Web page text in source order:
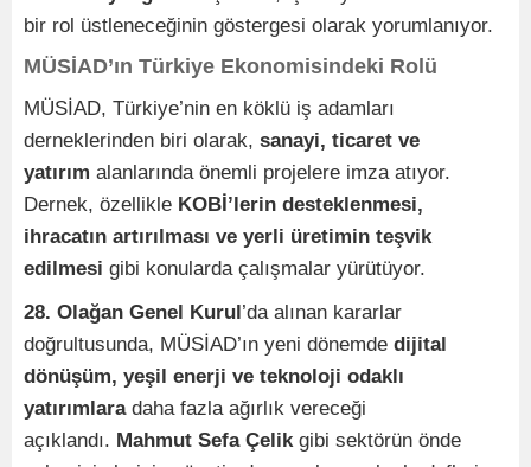
bir rol üstleneceğinin göstergesi olarak yorumlanıyor.
MÜSİAD’ın Türkiye Ekonomisindeki Rolü
MÜSİAD, Türkiye’nin en köklü iş adamları
derneklerinden biri olarak, sanayi, ticaret ve
yatırım alanlarında önemli projelere imza atıyor.
Dernek, özellikle KOBİ’lerin desteklenmesi,
ihracatın artırılması ve yerli üretimin teşvik
edilmesi gibi konularda çalışmalar yürütüyor.
28. Olağan Genel Kurul’da alınan kararlar
doğrultusunda, MÜSİAD’ın yeni dönemde dijital
dönüşüm, yeşil enerji ve teknoloji odaklı
yatırımlaradaha fazla ağırlık vereceği
açıklandı. Mahmut Sefa Çelik gibi sektörün önde